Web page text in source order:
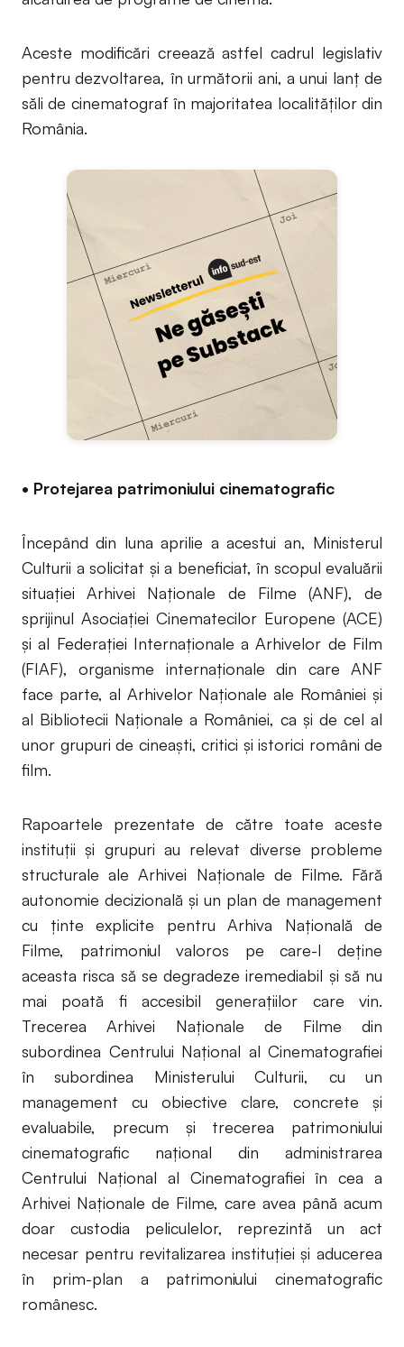
Aceste modificări creează astfel cadrul legislativ
pentru dezvoltarea, în următorii ani, a unui lanț de
săli de cinematograf în majoritatea localităților din
România.
• Protejarea patrimoniului cinematografic
Începând din luna aprilie a acestui an, Ministerul
Culturii a solicitat și a beneficiat, în scopul evaluării
situației Arhivei Naționale de Filme (ANF), de
sprijinul Asociației Cinematecilor Europene (ACE)
și al Federației Internaționale a Arhivelor de Film
(FIAF), organisme internaționale din care ANF
face parte, al Arhivelor Naționale ale României și
al Bibliotecii Naționale a României, ca și de cel al
unor grupuri de cineaști, critici și istorici români de
film.
Rapoartele prezentate de către toate aceste
instituții și grupuri au relevat diverse probleme
structurale ale Arhivei Naționale de Filme. Fără
autonomie decizională și un plan de management
cu ținte explicite pentru Arhiva Națională de
Filme, patrimoniul valoros pe care-l deține
aceasta risca să se degradeze iremediabil și să nu
mai poată fi accesibil generațiilor care vin.
Trecerea Arhivei Naționale de Filme din
subordinea Centrului Național al Cinematografiei
în subordinea Ministerului Culturii, cu un
management cu obiective clare, concrete și
evaluabile, precum și trecerea patrimoniului
cinematografic național din administrarea
Centrului Național al Cinematografiei în cea a
Arhivei Naționale de Filme, care avea până acum
doar custodia peliculelor, reprezintă un act
necesar pentru revitalizarea instituției și aducerea
în prim-plan a patrimoniului cinematografic
românesc.